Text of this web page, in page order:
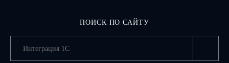
ПОИСК ПО САЙТУ